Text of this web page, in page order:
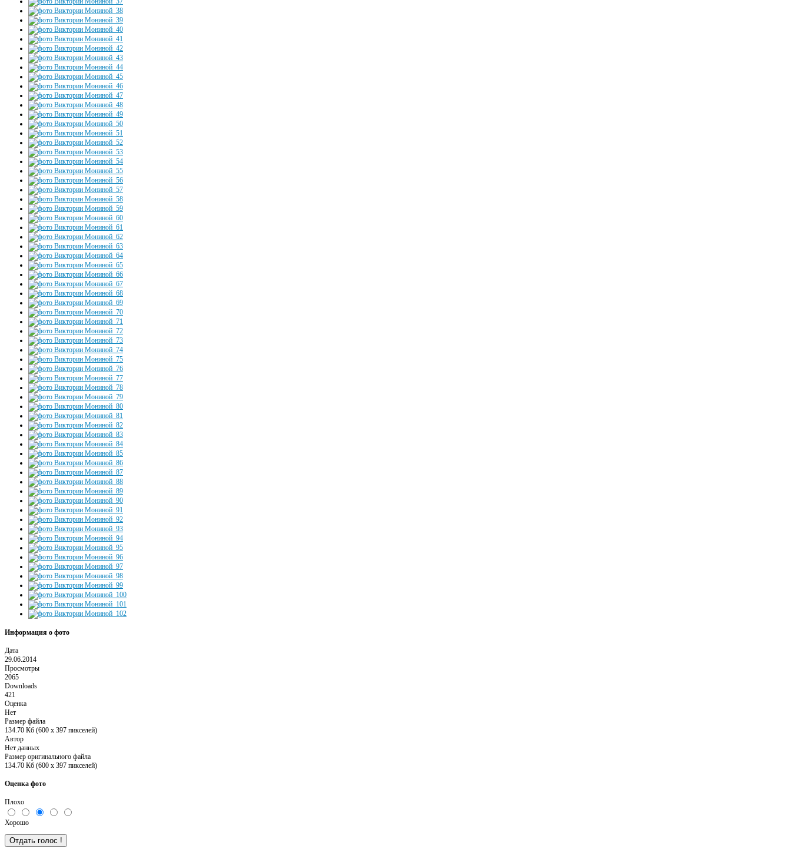
Информация о фото
Дата
29.06.2014
Просмотры
2065
Downloads
421
Оценка
Нет
Размер файла
134.70 Кб (600 x 397 пикселей)
Автор
Нет данных
Размер оригинального файла
134.70 Кб (600 x 397 пикселей)
Оценка фото
Плохо
Хорошо